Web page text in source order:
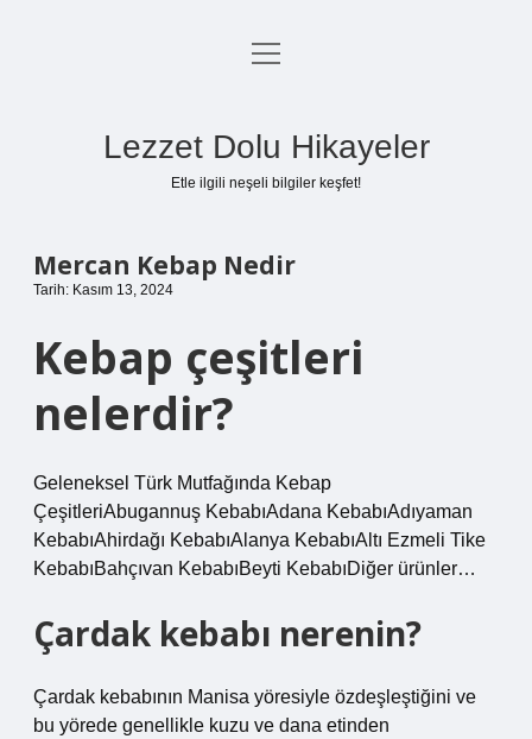
Anasayfa
menüyü
Lezzet Dolu Hikayeler
Etle ilgili neşeli bilgiler keşfet!
Mercan Kebap Nedir
Tarih: Kasım 13, 2024
Kebap çeşitleri
nelerdir?
Geleneksel Türk Mutfağında Kebap
ÇeşitleriAbugannuş KebabıAdana KebabıAdıyaman
KebabıAhirdağı KebabıAlanya KebabıAltı Ezmeli Tike
KebabıBahçıvan KebabıBeyti KebabıDiğer ürünler…
Çardak kebabı nerenin?
Çardak kebabının Manisa yöresiyle özdeşleştiğini ve
bu yörede genellikle kuzu ve dana etinden